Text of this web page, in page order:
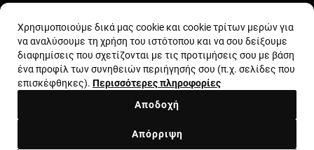
Χώρα και νόμισμα:
Χρησιμοποιούμε δικά μας cookie και cookie τρίτων μερών για
να αναλύσουμε τη χρήση του ιστότοπου και να σου δείξουμε
διαφημίσεις που σχετίζονται με τις προτιμήσεις σου με βάση
ένα προφίλ των συνηθειών περιήγησής σου (π.χ. σελίδες που
επισκέφθηκες). Περισσότερες πληροφορίες
Απόρριψη
Αποδοχή